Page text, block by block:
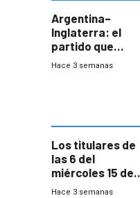
departamental
Argentina–
Inglaterra: el
partido que
nunca termina
Hace 3 semanas
Los titulares de
las 6 del
miércoles 15 de
julio de 2026
Hace 3 semanas